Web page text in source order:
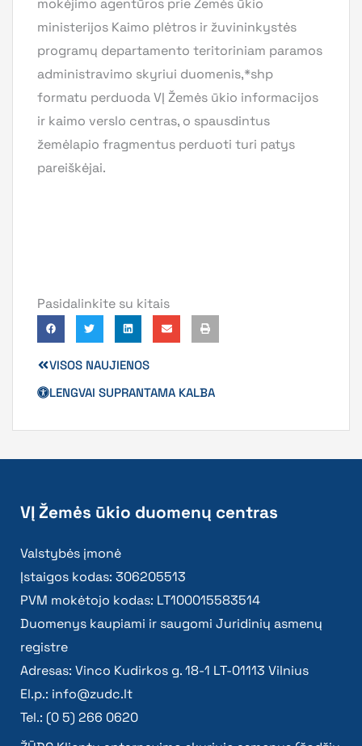
Pasidalinkite su kitais
VISOS NAUJIENOS
LENGVAI SUPRANTAMA KALBA
VĮ Žemės ūkio duomenų centras
Valstybės įmonė
Įstaigos kodas: 306205513
PVM mokėtojo kodas: LT100015583514
registre
Tel.: (0 5) 266 0620
ir raštu) yra aptarnaujami pirmadieniais –
ketvirtadieniais nuo 8.00 val. iki 17.00 val.,
penktadieniais nuo 8.00 val. iki 15.45 val.
Facebook
Linkedin